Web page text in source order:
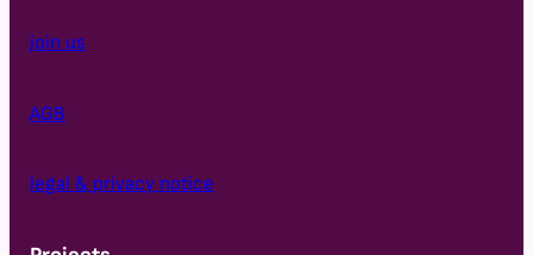
join us
AGB
legal & privacy notice